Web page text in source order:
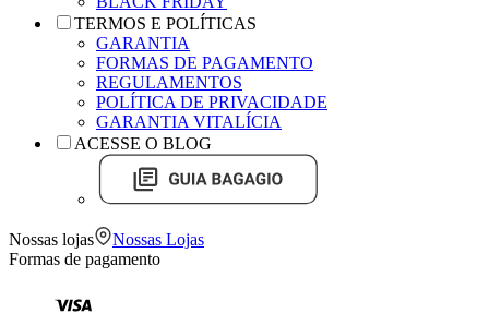
TERMOS E POLÍTICAS
GARANTIA
FORMAS DE PAGAMENTO
REGULAMENTOS
POLÍTICA DE PRIVACIDADE
GARANTIA VITALÍCIA
ACESSE O BLOG
Nossas lojas
Nossas Lojas
Formas de pagamento